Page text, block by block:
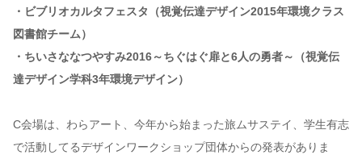
・ビブリオカルタフェスタ（視覚伝達デザイン2015年環境クラス
図書館チーム）
・ちいさななつやすみ2016～ちぐはぐ扉と6人の勇者～（視覚伝
達デザイン学科3年環境デザイン）
C会場は、わらアート、今年から始まった旅ムサステイ、学生有志
で活動してるデザインワークショップ団体からの発表がありま